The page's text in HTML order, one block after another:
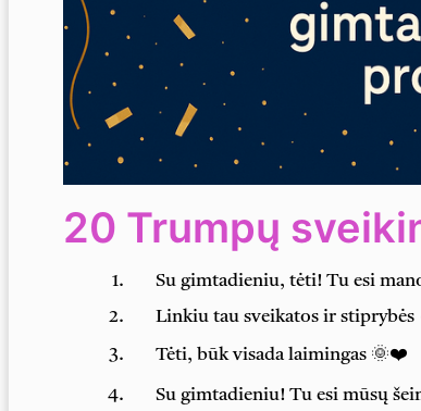
20 Trumpų
Su gimtadieniu, tėti! Tu esi
Linkiu tau sveikatos ir stiprybės
Tėti, būk visada laimingas 🌞❤️
Su gimtadieniu! Tu esi mūsų